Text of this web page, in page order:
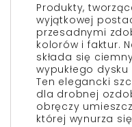
Produkty,
wyjątkowej
przesadnymi
kolorów i faktur.
składa się
wypukłego
Ten elegancki
dla drobnej
obręczy
której wynurza